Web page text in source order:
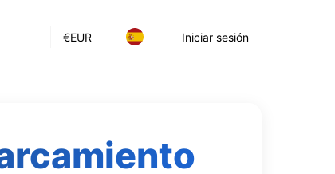
€EUR Iniciar sesión